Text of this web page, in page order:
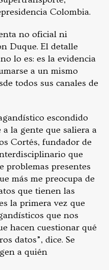
Colombia.
no oficial ni
Duque. El detalle
lo es: es la evidencia
a un mismo
todos sus canales de
escondido
la gente que saliera a
Cortés, fundador de
que
problemas presentes
más me preocupa de
que tienen las
la primera vez que
que nos
hacen cuestionar qué
datos”, dice. Se
a quién